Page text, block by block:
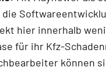
hier innerhalb
für ihr Kfz-
können